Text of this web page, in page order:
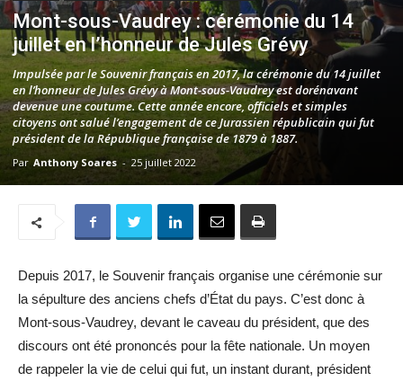
Mont-sous-Vaudrey : cérémonie du 14
juillet en l’honneur de Jules Grévy
Impulsée par le Souvenir français en 2017, la cérémonie du 14 juillet
en l’honneur de Jules Grévy à Mont-sous-Vaudrey est dorénavant
devenue une coutume. Cette année encore, officiels et simples
citoyens ont salué l’engagement de ce Jurassien républicain qui fut
président de la République française de 1879 à 1887.
Par Anthony Soares - 25 juillet 2022
Depuis 2017, le Souvenir français organise une cérémonie sur
la sépulture des anciens chefs d’État du pays. C’est donc à
Mont-sous-Vaudrey, devant le caveau du président, que des
discours ont été prononcés pour la fête nationale. Un moyen
de rappeler la vie de celui qui fut, un instant durant, président